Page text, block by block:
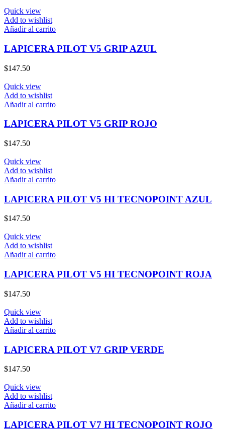
Quick view
Add to wishlist
Añadir al carrito
LAPICERA PILOT V5 GRIP AZUL
$147.50
Quick view
Add to wishlist
Añadir al carrito
LAPICERA PILOT V5 GRIP ROJO
$147.50
Quick view
Add to wishlist
Añadir al carrito
LAPICERA PILOT V5 HI TECNOPOINT AZUL
$147.50
Quick view
Add to wishlist
Añadir al carrito
LAPICERA PILOT V5 HI TECNOPOINT ROJA
$147.50
Quick view
Add to wishlist
Añadir al carrito
LAPICERA PILOT V7 GRIP VERDE
$147.50
Quick view
Add to wishlist
Añadir al carrito
LAPICERA PILOT V7 HI TECNOPOINT ROJO